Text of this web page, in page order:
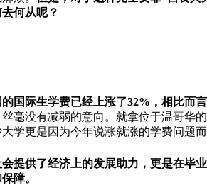
何从呢？
国际生学费已经上涨了32%，相比而
毫没有减弱的意向。就拿位于温哥
学更是因为今年说涨就涨的学费问题而
提供了经济上的发展助力，更是在
障。